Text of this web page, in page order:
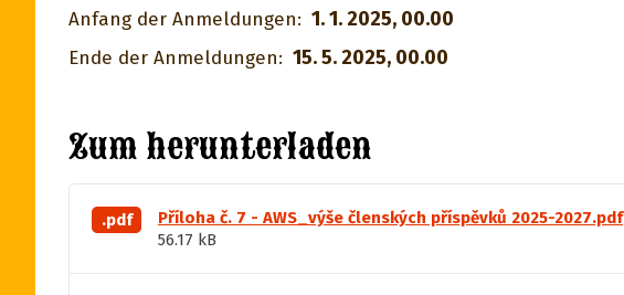
Anfang der Anmeldungen: 1. 1. 2025, 00.00
Ende der Anmeldungen: 15. 5. 2025, 00.00
Zum herunterladen
.pdf
Příloha č. 7 - AWS_výše členských příspěvků 2025-2027.pdf
56.17 kB